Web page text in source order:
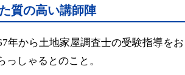
質の高い講師陣
年から土地家屋調査士の受験指導を
っしゃるとのこと。